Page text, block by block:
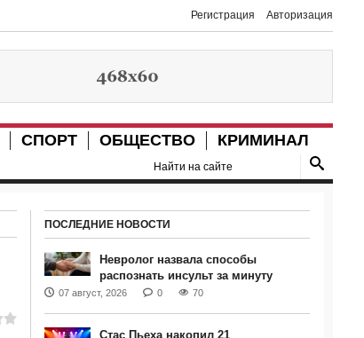
Регистрация Авторизация
СПОРТ ОБЩЕСТВО КРИМИНАЛ
ПОСЛЕДНИЕ НОВОСТИ
Невролог назвала способы
распознать инсульт за минуту
07 август, 2026 0 70
Стас Пьеха накопил 21